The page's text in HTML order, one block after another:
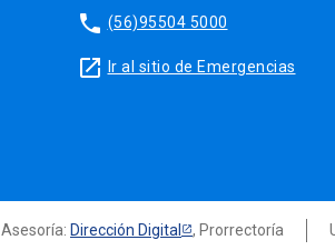
phone (56)95504 5000
launch Ir al sitio de Emergencias
Asesoría: Dirección Digital , Prorrectoría